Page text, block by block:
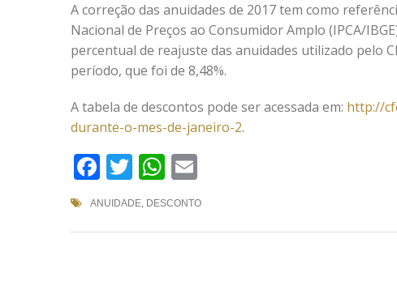
A correção das anuidades de 2017 tem como
Nacional de Preços ao Consumidor Amplo (IPCA/
percentual de reajuste das anuidades utilizado pelo
período, que foi de 8,48%.
A tabela de descontos pode ser acessada em: http://
durante-o-mes-de-janeiro-2.
Facebook
TwitterWhatsApp
ANUIDADE, DESCONTO